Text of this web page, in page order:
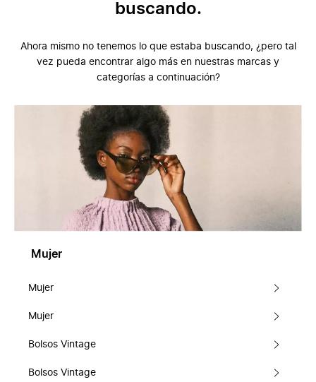
buscando.
Ahora mismo no tenemos lo que estaba buscando, ¿pero tal
vez pueda encontrar algo más en nuestras marcas y
categorías a continuación?
Mujer
Mujer
Mujer
Bolsos Vintage
Bolsos Vintage